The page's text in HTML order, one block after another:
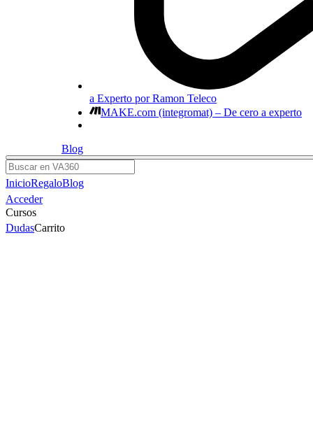
a Experto por Ramon Teleco
MAKE.com (integromat) – De cero a experto
Blog
Buscar
InicioRegaloBlog
Acceder
Cursos
DudasCarrito